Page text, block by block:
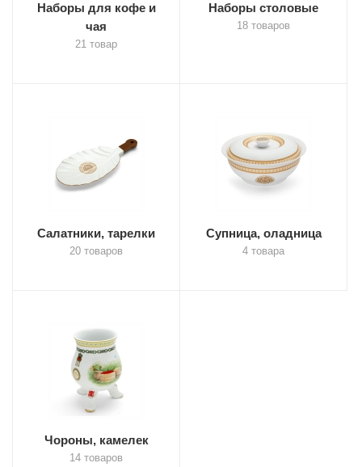
Наборы для кофе и
чая
21 товар
Наборы столовые
18 товаров
Салатники, тарелки
20 товаров
Супница, оладница
4 товара
Чороны, камелек
14 товаров